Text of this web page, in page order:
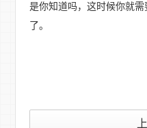
是你知道吗，这时候你就
了。